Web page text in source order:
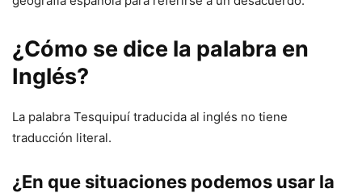
¿Cómo se dice la palabra en
Inglés?
La palabra Tesquipuí traducida al inglés no tiene
traducción literal.
¿En que situaciones podemos usar la